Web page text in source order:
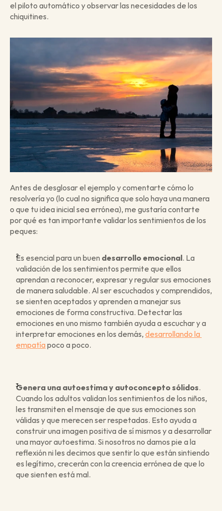
el piloto automático y observar las necesidades de los
chiquitines.
Antes de desglosar el ejemplo y comentarte cómo lo
resolvería yo (lo cual no significa que solo haya una manera
o que tu idea inicial sea errónea), me gustaría contarte
por qué es tan importante validar los sentimientos de los
peques:
Es esencial para un buen desarrollo emocional. La
validación de los sentimientos permite que ellos
aprendan a reconocer, expresar y regular sus emociones
de manera saludable. Al ser escuchados y comprendidos,
se sienten aceptados y aprenden a manejar sus
emociones de forma constructiva. Detectar las
emociones en uno mismo también ayuda a escuchar y a
interpretar emociones en los demás, desarrollando la
empatía poco a poco.
Genera una autoestima y autoconcepto sólidos.
Cuando los adultos validan los sentimientos de los niños,
les transmiten el mensaje de que sus emociones son
válidas y que merecen ser respetadas. Esto ayuda a
construir una imagen positiva de sí mismos y a desarrollar
una mayor autoestima. Si nosotros no damos pie a la
reflexión ni les decimos que sentir lo que están sintiendo
es legítimo, crecerán con la creencia errónea de que lo
que sienten está mal.